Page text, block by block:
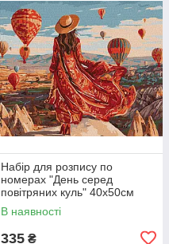
Набір для розпису по
номерах "День серед
повітряних куль" 40х50см
В наявності
335 ₴